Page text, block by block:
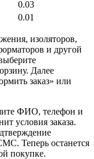
0.03
0.01
изоляторов,
и другой
Далее
заказ» или
ФИО, телефон и
условия заказа.
Теперь останется
покупке.